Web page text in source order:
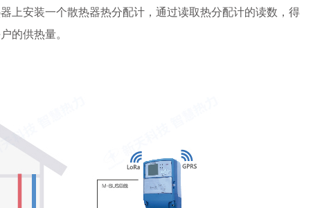
上安装一个散热器热分配计，通过读取热分配计的读数，得
的供热量。